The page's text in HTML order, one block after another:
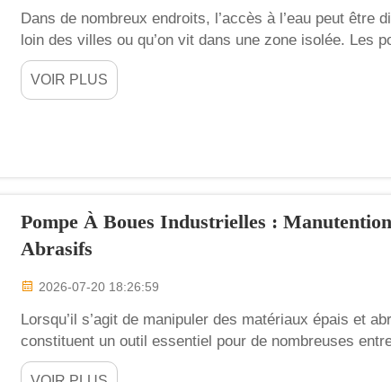
Dans de nombreux endroits, l’accès à l’eau peut être
loin des villes ou qu’on vit dans une zone isolée. Les
celles de Weiying, peuvent aider à résoudre ce
déplacer de grandes quantités d’eau depuis...
VOIR PLUS
Pompe À Boues Industrielles :
Abrasifs
2026-07-20 18:26:59
Lorsqu’il s’agit de manipuler des matériaux épais et
constituent un outil essentiel pour de nombreuses
transférer des boues épaisses, souvent difficiles à